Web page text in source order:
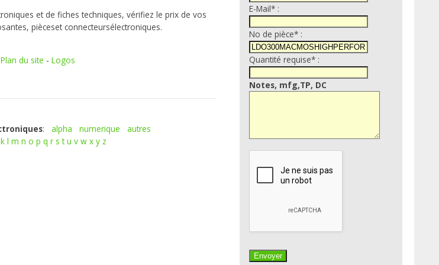
et de fiches techniques, vérifiez le prix de vos
pièceset connecteursélectroniques.
Plan du site - Logos
: alpha numerique
autres
k l m n o p q r s t u v w x y z
E-Mail* :
No de pièce* :
Quantité requise* :
Notes, mfg,TP, DC